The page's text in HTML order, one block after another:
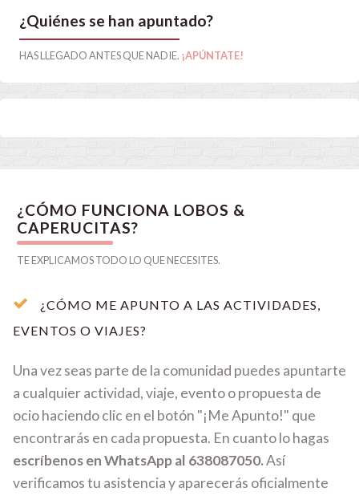
¿Quiénes se han apuntado?
HAS LLEGADO ANTES QUE NADIE. ¡APÚNTATE!
¿CÓMO FUNCIONA LOBOS &
CAPERUCITAS?
TE EXPLICAMOS TODO LO QUE NECESITES.
¿CÓMO ME APUNTO A LAS ACTIVIDADES,
EVENTOS O VIAJES?
Una vez seas parte de la comunidad puedes apuntarte
a cualquier actividad, viaje, evento o propuesta de
ocio haciendo clic en el botón "¡Me Apunto!" que
encontrarás en cada propuesta. En cuanto lo hagas
escríbenos en WhatsApp al 638087050.Así
verificamos tu asistencia y aparecerás oficialmente